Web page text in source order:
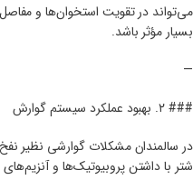
می‌تواند در تقویت استخوان‌ها و
بسیار مؤثر باشد.
—
### ۲. بهبود عملکرد سیستم گوارش
در سالمندان مشکلات گوارشی
شتر با داشتن پروبیوتیک‌ها و